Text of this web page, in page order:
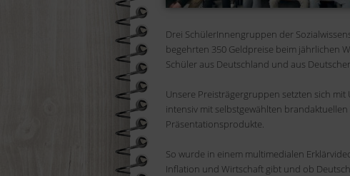
Drei SchülerInnengruppen der
begehrten 350 Geldpreise beim jährlichen
Schüler aus Deutschland und aus
Unsere Preisträgergruppen setzten sich
intensiv mit selbstgewählten
Präsentationsprodukte.
So wurde in einem multimedialen
Inflation und Wirtschaft gibt und ob